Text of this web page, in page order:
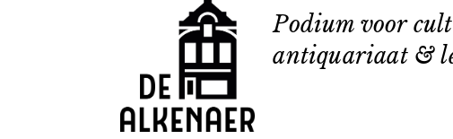
Podium voor
antiquariaat &